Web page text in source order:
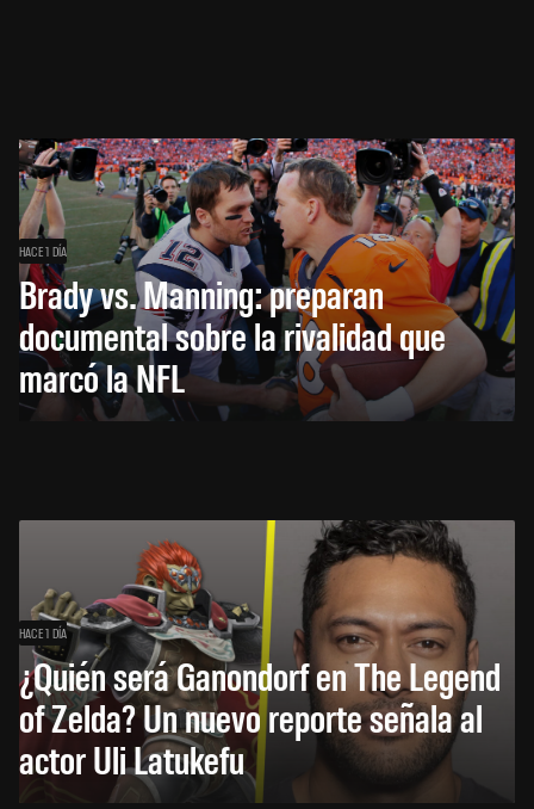
HACE 1 DÍA
Brady vs. Manning: preparan
documental sobre la rivalidad que
marcó la NFL
HACE 1 DÍA
¿Quién será Ganondorf en The Legend
of Zelda? Un nuevo reporte señala al
actor Uli Latukefu